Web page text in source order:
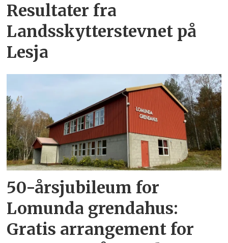
Resultater fra
Landsskytterstevnet på
Lesja
50-årsjubileum for
Lomunda grendahus:
Gratis arrangement for